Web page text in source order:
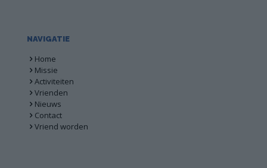
NAVIGATIE
Home
Missie
Activiteiten
Vrienden
Nieuws
Contact
Vriend worden